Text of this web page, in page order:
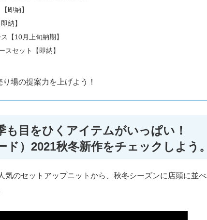
即納】
納】
【10月上旬納期】
スセット【即納】
場の提案力を上げよう！
目をひくアイテムがいっぱい！
）2021秋冬新作をチェックしよう。
気のセットアップニットから、秋冬シーズンに店頭に並べ